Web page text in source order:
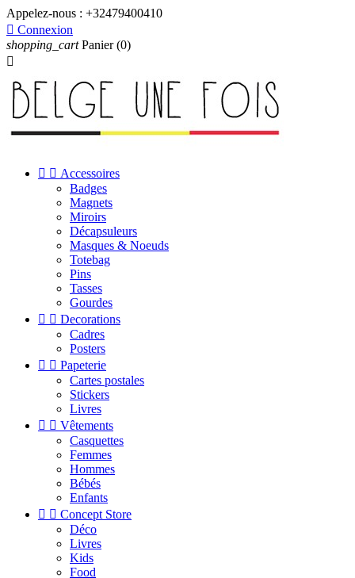
Appelez-nous : +32479400410
 Connexion
shopping_cart Panier (0)

  Accessoires
Badges
Magnets
Miroirs
Décapsuleurs
Masques & Noeuds
Totebag
Pins
Tasses
Gourdes
  Decorations
Cadres
Posters
  Papeterie
Cartes postales
Stickers
Livres
  Vêtements
Casquettes
Femmes
Hommes
Bébés
Enfants
  Concept Store
Déco
Livres
Kids
Food